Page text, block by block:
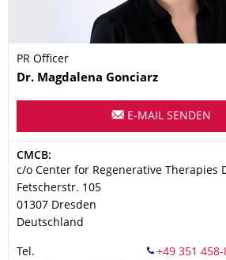
PR Officer
Name
Dr. Magdalena Gonciarz
E-MAIL SENDEN
Adresse
CMCB:
c/o Center for Regenerative Therapies
Fetscherstr. 105
01307 Dresden
Deutschland
Tel.